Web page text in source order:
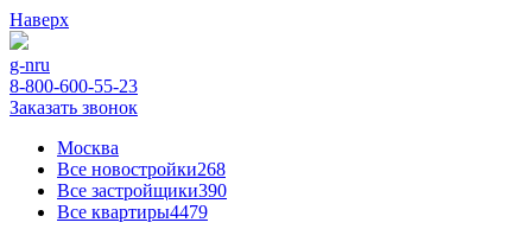
Наверх
g-nru
8-800-600-55-23
Заказать звонок
Москва
Все новостройки268
Все застройщики390
Все квартиры4479